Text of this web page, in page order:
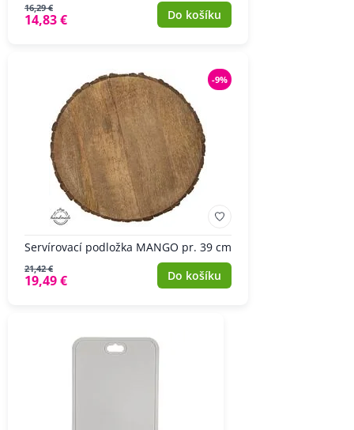
16,29 €
14,83 € Do košíku
-9%
Servírovací podložka MANGO pr. 39 cm
21,42 €
19,49 € Do košíku